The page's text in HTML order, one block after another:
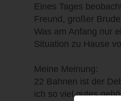
Eines Tages
Freund, großer
Was am Anfang nur
Situation zu Hause
Meine Meinung:
22 Bahnen ist der
ich so viel gutes